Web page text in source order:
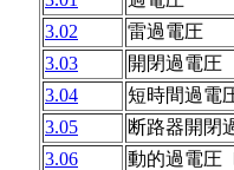
3.02
雷過電圧
3.03
開閉過電圧
3.04
短時間過電
3.05
断路器開閉
3.06
動的過電圧